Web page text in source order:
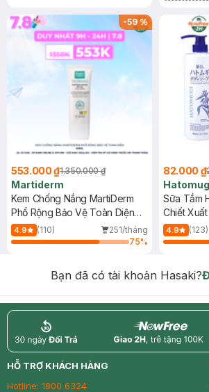
(SL có hạn)
-59%
553.000 ₫1.350.000 ₫
Martiderm
Kem Chống Nắng MartiDerm
Phổ Rộng Bảo Vệ Toàn Diện
40ml
4.9 (110)
251/tháng
75%
82.000 ₫
Sữa Tắm
Chiết
4.9 (123)
Bạn đã có tài khoản Hasaki?
return nowfree
HỖ TRỢ KHÁCH HÀNG
Hotline: 1800 6324